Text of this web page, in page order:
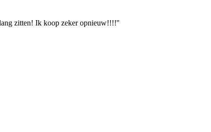
zitten! Ik koop zeker opnieuw!!!!''